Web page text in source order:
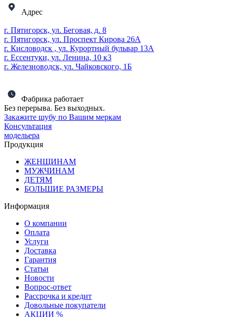
Адрес
г. Пятигорск, ул. Беговая, д. 8
г. Пятигорск, ул. Проспект Кирова 26А
г. Кисловодск , ул. Курортный бульвар 13А
г. Ессентуки, ул. Ленина, 10 к3
г. Железноводск, ул. Чайковского, 1Б
Фабрика работает
Без перерыва. Без выходных.
Закажите шубу по Вашим меркам
Консультация
модельера
Продукция
ЖЕНЩИНАМ
МУЖЧИНАМ
ДЕТЯМ
БОЛЬШИЕ РАЗМЕРЫ
Информация
О компании
Оплата
Услуги
Доставка
Гарантия
Статьи
Новости
Вопрос-ответ
Рассрочка и кредит
Довольные покупатели
АКЦИИ %